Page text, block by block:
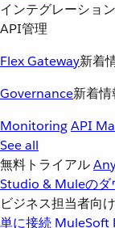
インテグレーション
API管理
Flex Gateway新着
Governance新着情
MonitoringAPI
See all
無料トライアル
Studio & Muleのダ
ビジネス担当者向け
単に接続 MuleSoft